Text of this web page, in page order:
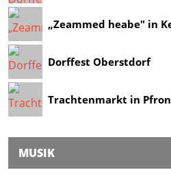
„Zeammed heabe" in
Dorffest Oberstdorf
Trachtenmarkt in
MUSIK